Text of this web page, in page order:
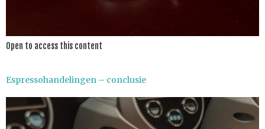
Open to access this content
Espressohandelingen – conclusie